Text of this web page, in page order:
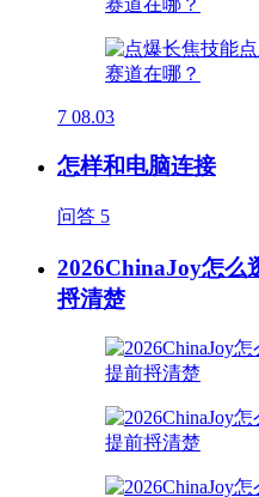
7 08.03
怎样和电脑连接
问答 5
2026ChinaJoy怎么
捋清楚